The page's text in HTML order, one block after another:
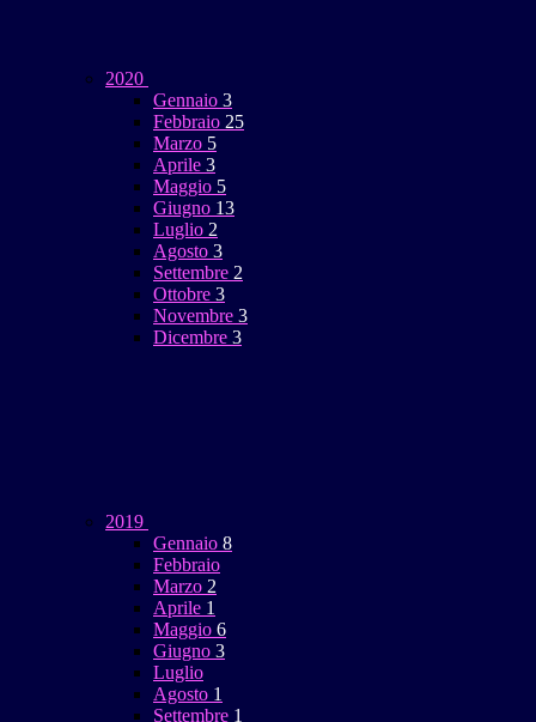
2020
Gennaio 3
Febbraio 25
Marzo 5
Aprile 3
Maggio 5
Giugno 13
Luglio 2
Agosto 3
Settembre 2
Ottobre 3
Novembre 3
Dicembre 3
2019
Gennaio 8
Febbraio
Marzo 2
Aprile 1
Maggio 6
Giugno 3
Luglio
Agosto 1
Settembre 1